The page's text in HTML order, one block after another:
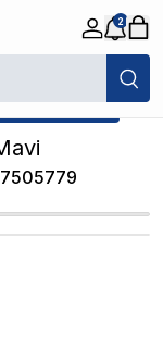
2
satıcısıdır.